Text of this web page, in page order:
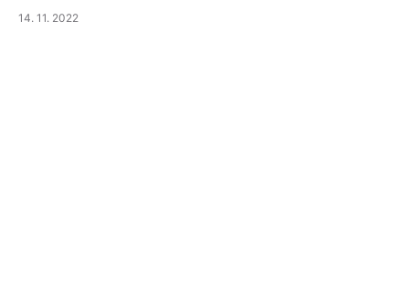
14. 11. 2022